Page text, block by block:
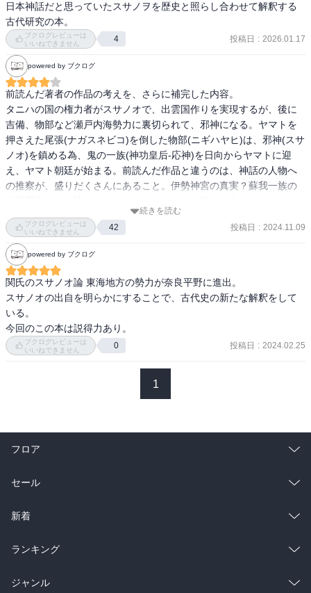
巻末で日本人の宗教観に少し触れており、日本語脳という言葉が出
る。言語は宗教で哲学だと僕も思うし、アニミズムと言われる日本
人は言語から形成されたのかな？
だいぶこの「正体シリーズ」に考えが傾倒して危うい感じもするけ
ど、読破したくなる魅力がある。
日本神話だと思っていたスサノヲを歴史と照らし合わせて解釈する
古代研究の本。
ブクログレビューは
いいねできません
4 投稿日 : 2026.01.17
powered by ブクログ
前読んだ著者の作品の考えを、さらに補完した内容。
タニハの国の権力者がスサノオで、出雲国作りを実現するが、後に
吉備、物部など瀬戸内海勢力に裏切られて、邪神になる。ヤマトを
押さえた尾張(ナガスネビコ)を倒した物部(ニギハヤヒ)は、邪神(スサ
ノオ)を鎮める為、鬼の一族(神功皇后-応神)を日向からヤマトに迎
え、ヤマト朝廷が始まる。前読んだ作品と違うのは、神話の人物へ
の推察が、盛りだくさんにあること。伊勢神宮の真実？蘇我一族の
続きを読む
ブクログレビューは
いいねできません
42 投稿日 : 2024.11.09
powered by ブクログ
関氏のスサノオ論 東海地方の勢力が奈良平野に進出。
スサノオの出自を明らかにすることで、古代史の新たな解釈をして
いる。
今回のこの本は説得力あり。
ブクログレビューは
いいねできません
0 投稿日 : 2024.02.25
1
フロア
総合
ラノベ
雑誌・グラビア
BL・TL
セール
総合
ラノベ
雑誌・グラビア
新着
総合
ラノベ
ランキング
総合
ジャンル